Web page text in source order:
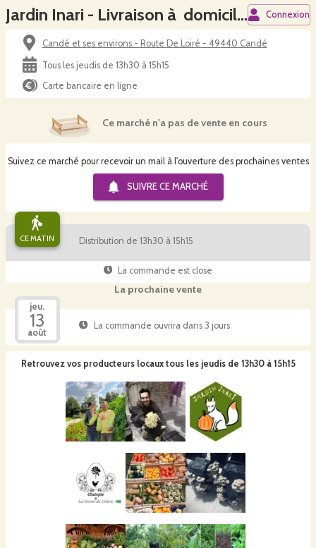
Jardin Inari - Livraison à domicile du jeudi Connexion
Candé et ses environs - Route De Loiré - 49440 Candé
Tous les jeudis de 13h30 à 15h15
Carte bancaire en ligne
Suivez ce marché pour recevoir un mail à l'ouverture des prochaines ventes
SUIVRE CE MARCHÉ
Ce marché n'a pas de vente en cours
CE MATIN Distribution de 13h30 à 15h15
La commande est close
La prochaine vente
jeu.
13
août
La commande ouvrira dans 3 jours
Retrouvez vos producteurs locaux tous les jeudis de 13h30 à 15h15